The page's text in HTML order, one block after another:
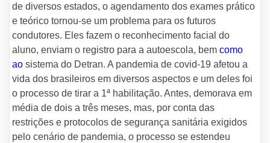
de diversos estados, o agendamento dos exames prático
e teórico tornou-se um problema para os futuros
condutores. Eles fazem o reconhecimento facial do
aluno, enviam o registro para a autoescola, bem como
ao sistema do Detran. A pandemia de covid-19 afetou a
vida dos brasileiros em diversos aspectos e um deles foi
o processo de tirar a 1ª habilitação. Antes, demorava em
média de dois a três meses, mas, por conta das
restrições e protocolos de segurança sanitária exigidos
pelo cenário de pandemia, o processo se estendeu